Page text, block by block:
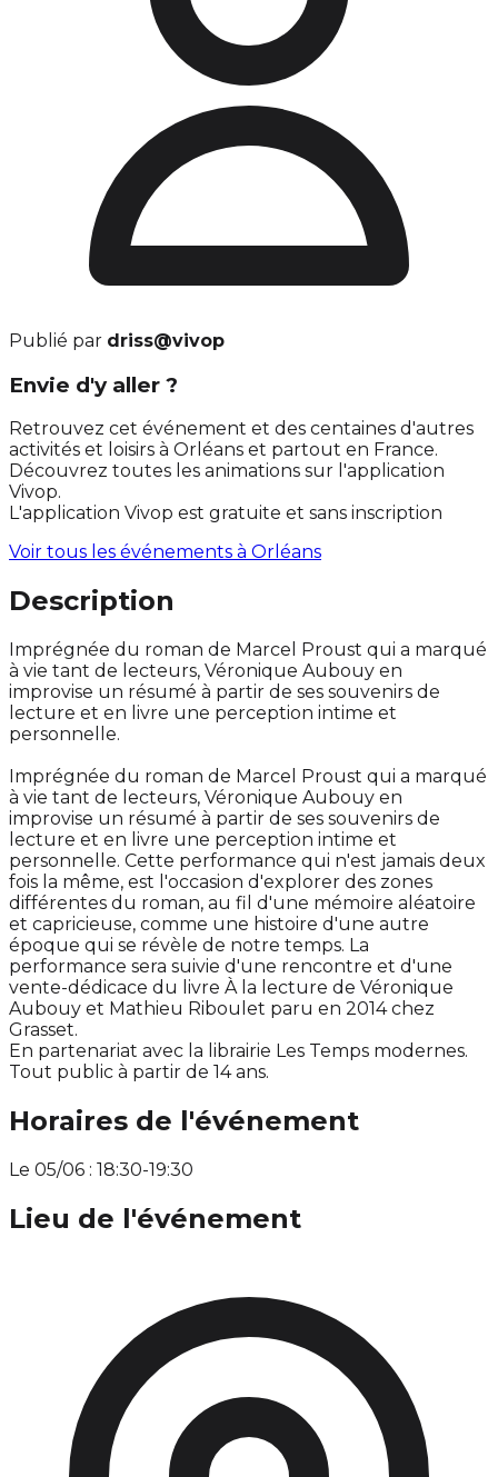
Publié par driss@vivop
Envie d'y aller ?
Retrouvez cet événement et des centaines d'autres
activités et loisirs à Orléans et partout en France.
Découvrez toutes les animations sur l'application
Vivop.
L'application Vivop est gratuite et sans inscription
Voir tous les événements à Orléans
Description
Imprégnée du roman de Marcel Proust qui a marqué
à vie tant de lecteurs, Véronique Aubouy en
improvise un résumé à partir de ses souvenirs de
lecture et en livre une perception intime et
personnelle.
Imprégnée du roman de Marcel Proust qui a marqué
à vie tant de lecteurs, Véronique Aubouy en
improvise un résumé à partir de ses souvenirs de
lecture et en livre une perception intime et
personnelle. Cette performance qui n'est jamais deux
fois la même, est l'occasion d'explorer des zones
différentes du roman, au fil d'une mémoire aléatoire
et capricieuse, comme une histoire d'une autre
époque qui se révèle de notre temps. La
performance sera suivie d'une rencontre et d'une
vente-dédicace du livre À la lecture de Véronique
Aubouy et Mathieu Riboulet paru en 2014 chez
Grasset.
En partenariat avec la librairie Les Temps modernes.
Tout public à partir de 14 ans.
Horaires de l'événement
Le 05/06 : 18:30-19:30
Lieu de l'événement